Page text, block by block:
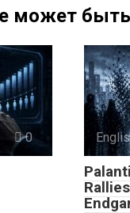
может быть
0